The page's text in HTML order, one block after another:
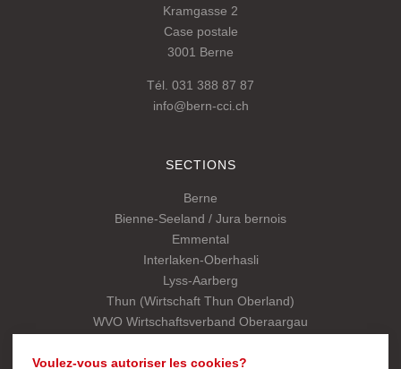
Voulez-vous autoriser les cookies?
Kramgasse 2
Case postale
3001 Berne
Tél. 031 388 87 87
info@bern-cci.ch
SECTIONS
Berne
Bienne-Seeland / Jura bernois
Emmental
Interlaken-Oberhasli
Lyss-Aarberg
Thun (Wirtschaft Thun Oberland)
WVO Wirtschaftsverband Oberaargau